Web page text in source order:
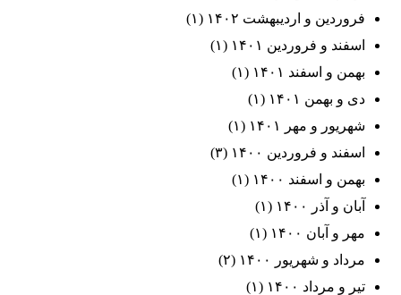
فروردین و اردیبهشت ۱۴۰۲
(۱)
اسفند و فروردین ۱۴۰۱
(۱)
بهمن و اسفند ۱۴۰۱
(۱)
دی و بهمن ۱۴۰۱
(۱)
شهریور و مهر ۱۴۰۱
(۱)
اسفند و فروردین ۱۴۰۰
(۳)
بهمن و اسفند ۱۴۰۰
(۱)
آبان و آذر ۱۴۰۰
(۱)
مهر و آبان ۱۴۰۰
(۱)
مرداد و شهریور ۱۴۰۰
(۲)
تیر و مرداد ۱۴۰۰
(۱)